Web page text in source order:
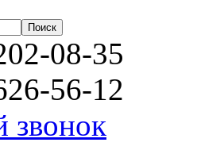
08-35
56-12
звонок